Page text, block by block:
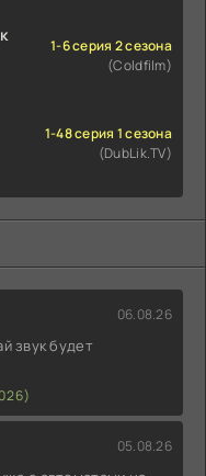
1-6 серия 2 сезона
(Coldfilm)
1-48 серия 1 сезона
(DubLik.TV)
06.08.26
звук будет
05.08.26